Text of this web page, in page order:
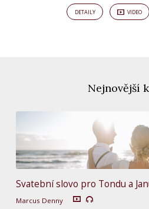
DETAILY VIDEO
Nejnovější
Svatební slovo pro Tondu a
Marcus Denny